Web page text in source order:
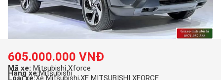
605.000.000 VNĐ
Mã xe: Mitsubishi Xforce
Hãng xe:Mitsubishi
Loại xe:Xe Mitsubishi XE MITSUBISHI XFORCE